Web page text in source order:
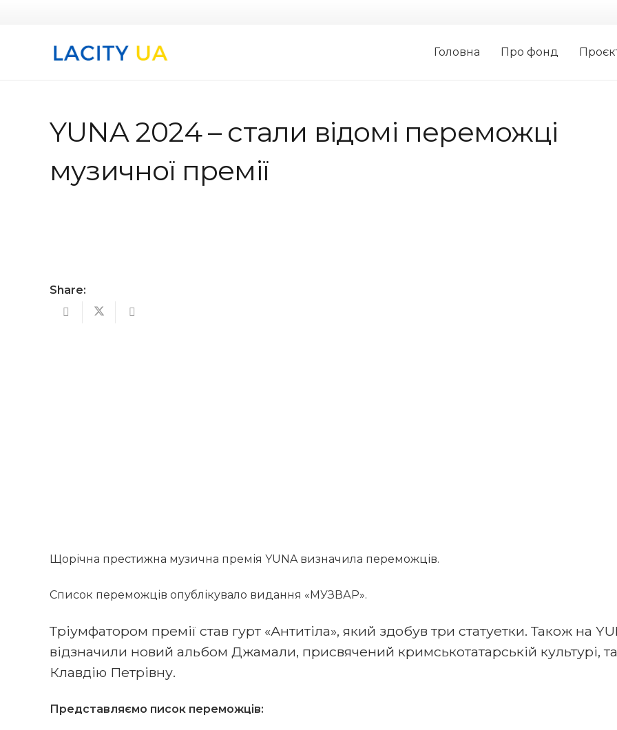
Головна Про фонд
YUNA 2024 – стали відомі переможці
музичної премії
Share:
Щорічна престижна музична премія YUNA визначила переможців.
Список переможців опублікувало видання «МУЗВАР».
Тріумфатором премії став гурт «Антитіла», який здобув три статуетки. Також на
відзначили новий альбом Джамали, присвячений кримськотатарській культурі, та
Клавдію Петрівну.
Представляємо писок переможців: